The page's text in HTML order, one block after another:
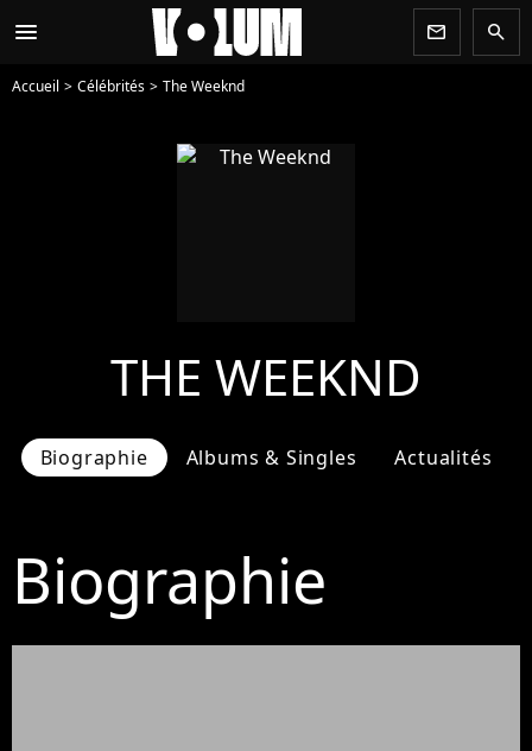
menu newsletter search
Accueil Célébrités The Weeknd
THE WEEKND
Biographie Albums & Singles Actualités
Biographie